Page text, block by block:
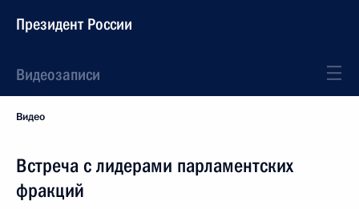
Президент России
Видеозаписи
Видео
Встреча с лидерами парламентских
фракций